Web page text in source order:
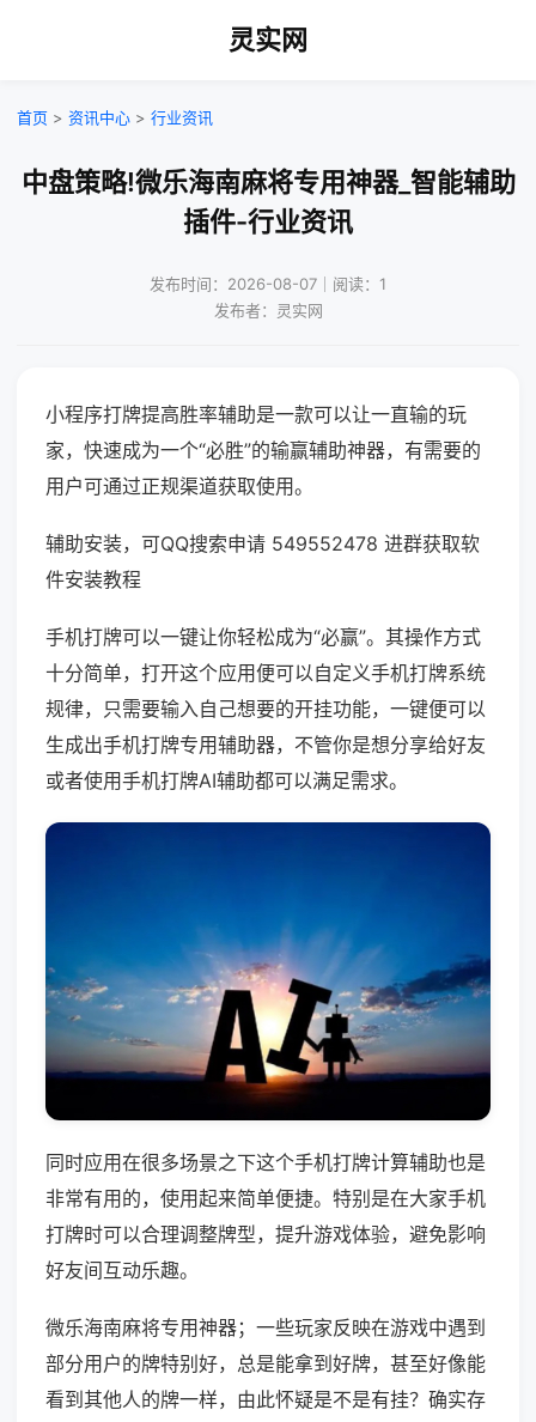
灵实网
首页 > 资讯中心 > 行业资讯
中盘策略!微乐海南麻将专用神器_智能辅助
插件-行业资讯
发布时间：2026-08-07｜阅读：1
发布者：灵实网
小程序打牌提高胜率辅助是一款可以让一直输的玩
家，快速成为一个“必胜”的输赢辅助神器，有需要的
用户可通过正规渠道获取使用。
辅助安装，可QQ搜索申请 549552478 进群获取软
件安装教程
手机打牌可以一键让你轻松成为“必赢”。其操作方式
十分简单，打开这个应用便可以自定义手机打牌系统
规律，只需要输入自己想要的开挂功能，一键便可以
生成出手机打牌专用辅助器，不管你是想分享给好友
或者使用手机打牌AI辅助都可以满足需求。
同时应用在很多场景之下这个手机打牌计算辅助也是
非常有用的，使用起来简单便捷。特别是在大家手机
打牌时可以合理调整牌型，提升游戏体验，避免影响
好友间互动乐趣。
微乐海南麻将专用神器；一些玩家反映在游戏中遇到
部分用户的牌特别好，总是能拿到好牌，甚至好像能
看到其他人的牌一样，由此怀疑是不是有挂？确实存